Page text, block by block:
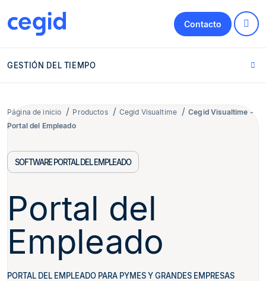
Contacto
GESTIÓN DEL TIEMPO
Página de inicio Productos Cegid Visualtime
Cegid Visualtime -
Portal del Empleado
SOFTWARE PORTAL DEL EMPLEADO
Portal del
Empleado
PORTAL DEL EMPLEADO PARA PYMES Y GRANDES EMPRESAS